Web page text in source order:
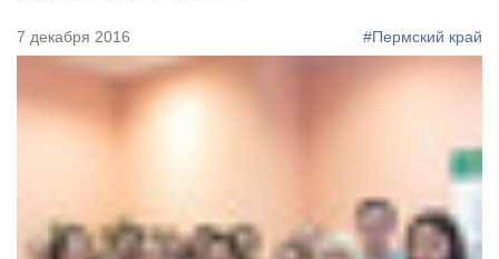
7 декабря 2016 #Пермский край